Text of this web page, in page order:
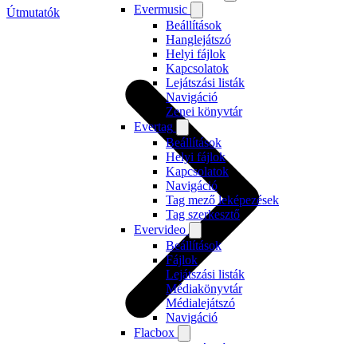
Evermusic
Beállítások
Hanglejátszó
Helyi fájlok
Kapcsolatok
Lejátszási listák
Navigáció
Zenei könyvtár
Evertag
Beállítások
Helyi fájlok
Kapcsolatok
Navigáció
Tag mező leképezések
Tag szerkesztő
Evervideo
Beállítások
Fájlok
Lejátszási listák
Médiakönyvtár
Médialejátszó
Navigáció
Flacbox
Útmutatók